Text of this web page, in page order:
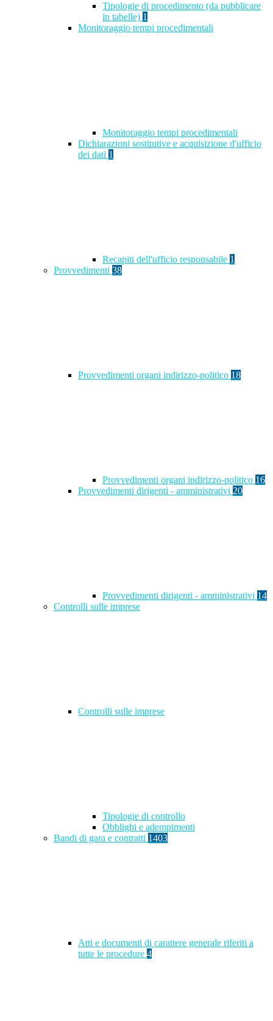
Tipologie di procedimento (da pubblicare
in tabelle) 1
Monitoraggio tempi procedimentali
Monitoraggio tempi procedimentali
Dichiarazioni sostitutive e acquisizione d'ufficio
dei dati 1
Recapiti dell'ufficio responsabile 1
Provvedimenti 38
Provvedimenti organi indirizzo-politico 18
Provvedimenti organi indirizzo-politico 16
Provvedimenti dirigenti - amministrativi 20
Provvedimenti dirigenti - amministrativi 14
Controlli sulle imprese
Controlli sulle imprese
Tipologie di controllo
Obblighi e adempimenti
Bandi di gara e contratti 1403
Atti e documenti di carattere generale riferiti a
tutte le procedure 4